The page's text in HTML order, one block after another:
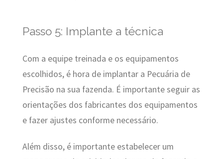
Passo 5: Implante a técnica
Com a equipe treinada e os equipamentos
escolhidos, é hora de implantar a Pecuária de
Precisão na sua fazenda. É importante seguir as
orientações dos fabricantes dos equipamentos
e fazer ajustes conforme necessário.
Além disso, é importante estabelecer um